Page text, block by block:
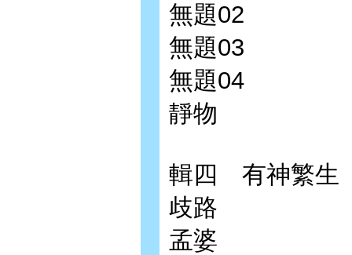
無題02
無題03
無題04
靜物
輯四 有神繁生
歧路
孟婆